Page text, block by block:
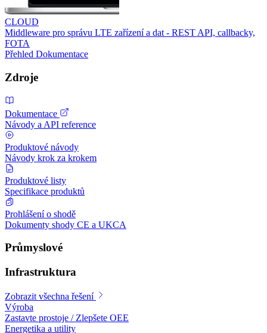
CLOUD
Middleware pro správu LTE zařízení a dat - REST API, callbacky,
FOTA
Přehled Dokumentace
Zdroje
Dokumentace
Návody a API reference
Produktové návody
Návody krok za krokem
Produktové listy
Specifikace produktů
Prohlášení o shodě
Dokumenty shody CE a UKCA
Průmyslové
Infrastruktura
Zobrazit všechna řešení
Výroba
Zastavte prostoje / Zlepšete OEE
Energetika a utility